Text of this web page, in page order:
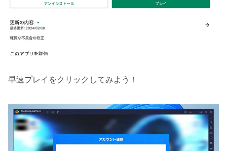
早速プレイをクリックしてみよう！